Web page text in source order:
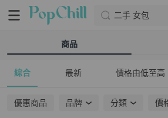
二手 女包
商品
綜合 最新 價格由低至高
優惠商品 品牌 分類 價